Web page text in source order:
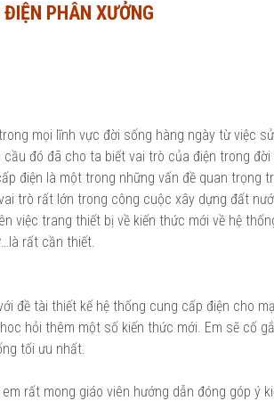
PHÂN XƯỞNG
mọi lĩnh vực đời sống hàng ngày từ việc
đó đã cho ta biết vai trò của điện trong
điện là một trong những vấn đề quan trọng
trò rất lớn trong công cuộc xây dựng đất
việc trang thiết bị về kiến thức mới về hệ
rất cần thiết.
đề tài thiết kế hệ thống cung cấp điện cho
hỏi thêm một số kiến thức mới. Em sẽ cố
tối ưu nhất.
rất mong giáo viên hướng dẫn đóng góp ý